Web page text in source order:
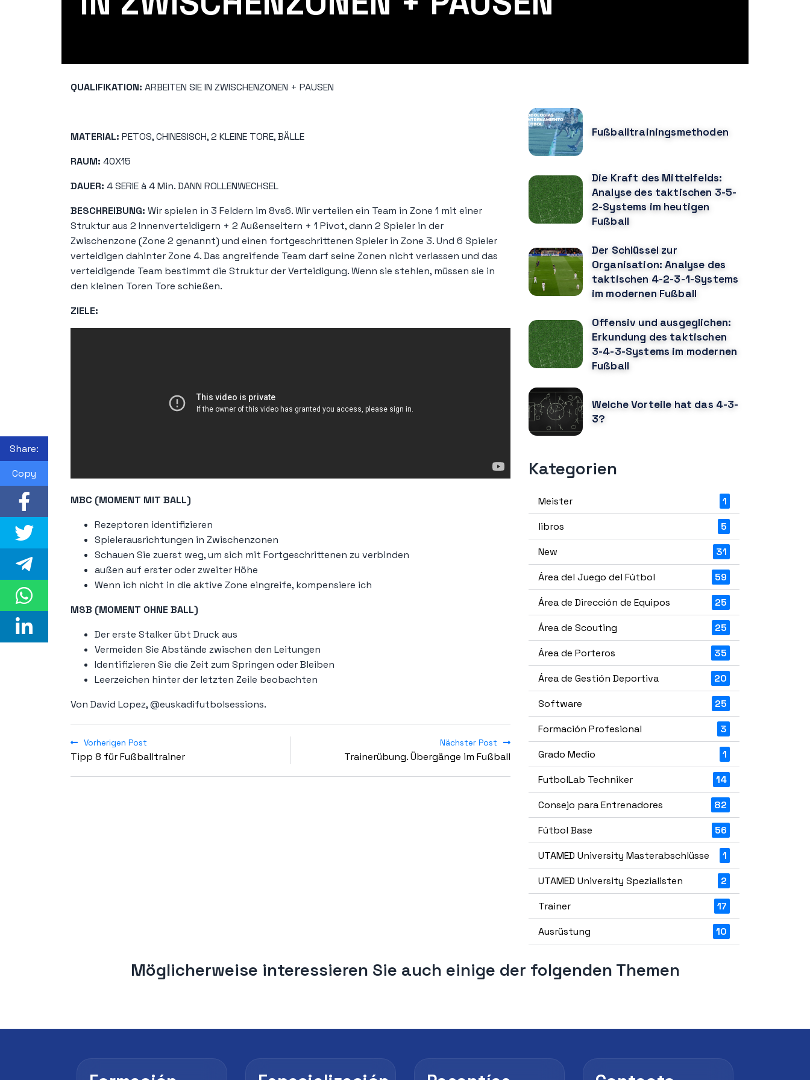
QUALIFIKATION: ARBEITEN SIE IN ZWISCHENZONEN + PAUSEN
MATERIAL: PETOS, CHINESISCH, 2 KLEINE TORE, BÄLLE
RAUM: 40X15
DAUER: 4 SERIE à 4 Min. DANN ROLLENWECHSEL
BESCHREIBUNG: Wir spielen in 3 Feldern im 8vs6. Wir verteilen ein Team in Zone 1 mit einer
Struktur aus 2 Innenverteidigern + 2 Außenseitern + 1 Pivot, dann 2 Spieler in der
Zwischenzone (Zone 2 genannt) und einen fortgeschrittenen Spieler in Zone 3. Und 6 Spieler
verteidigen dahinter Zone 4. Das angreifende Team darf seine Zonen nicht verlassen und das
verteidigende Team bestimmt die Struktur der Verteidigung. Wenn sie stehlen, müssen sie in
den kleinen Toren Tore schießen.
ZIELE:
MBC (MOMENT MIT BALL)
Rezeptoren identifizieren
Spielerausrichtungen in Zwischenzonen
Schauen Sie zuerst weg, um sich mit Fortgeschrittenen zu verbinden
außen auf erster oder zweiter Höhe
Wenn ich nicht in die aktive Zone eingreife, kompensiere ich
MSB (MOMENT OHNE BALL)
Der erste Stalker übt Druck aus
Vermeiden Sie Abstände zwischen den Leitungen
Identifizieren Sie die Zeit zum Springen oder Bleiben
Leerzeichen hinter der letzten Zeile beobachten
Von David Lopez, @euskadifutbolsessions.
Vorherigen Post
Tipp 8 für Fußballtrainer
Nächster Post
Trainerübung. Übergänge im Fußball
Fußballtrainingsmethoden
Die Kraft des Mittelfelds:
Analyse des taktischen 3-5-
2-Systems im heutigen
Fußball
Der Schlüssel zur
Organisation: Analyse des
taktischen 4-2-3-1-Systems
im modernen Fußball
Offensiv und ausgeglichen:
Erkundung des taktischen
3-4-3-Systems im modernen
Fußball
Welche Vorteile hat das 4-3-
3?
Kategorien
Meister
1
libros
5
New
31
Área del Juego del Fútbol
59
Área de Dirección de Equipos
25
Área de Scouting
25
Área de Porteros
35
Área de Gestión Deportiva
20
Software
25
Formación Profesional
3
Grado Medio
1
FutbolLab Techniker
14
Consejo para Entrenadores
82
Fútbol Base
56
UTAMED University Masterabschlüsse
1
UTAMED University Spezialisten
2
Trainer
17
Ausrüstung
10
Möglicherweise interessieren Sie auch einige der folgenden Themen
Share:
Copy